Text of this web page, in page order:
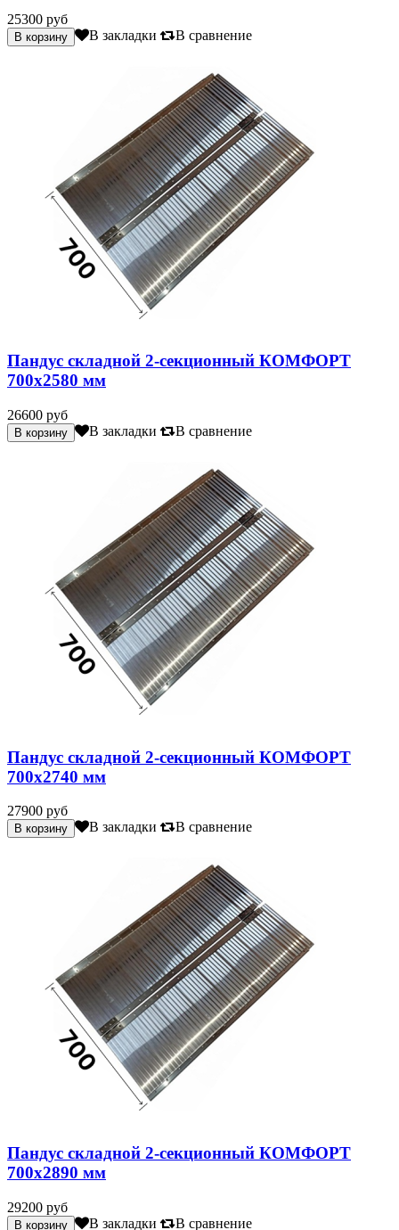
25300 руб
В закладки В сравнение
Пандус складной 2-секционный КОМФОРТ
700х2580 мм
26600 руб
В закладки В сравнение
Пандус складной 2-секционный КОМФОРТ
700х2740 мм
27900 руб
В закладки В сравнение
Пандус складной 2-секционный КОМФОРТ
700х2890 мм
29200 руб
В закладки В сравнение